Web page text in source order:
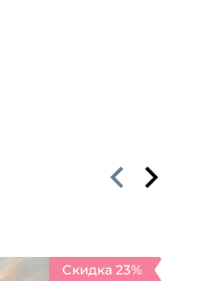
Скидка 23%